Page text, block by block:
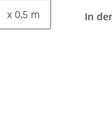
x 0,5 m In